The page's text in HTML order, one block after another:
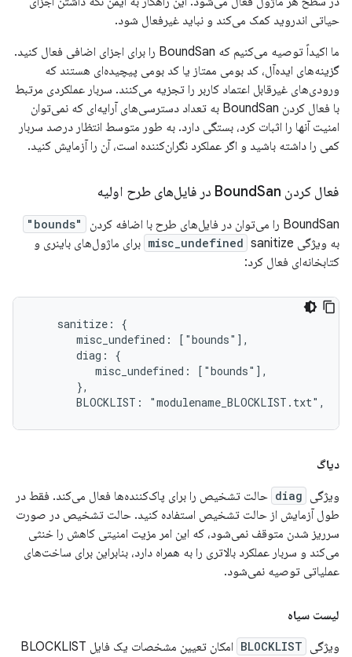
حیاتی اندروید کمک می‌کند و نباید غیرفعال شود.
ما اکیداً توصیه می‌کنیم که BoundSan را برای اجزای اضافی فعال کنید.
گزینه‌های ایده‌آل، کد بومی ممتاز یا کد بومی پیچیده‌ای هستند که
ورودی‌های غیرقابل اعتماد کاربر را تجزیه می‌کنند. سربار عملکردی مرتبط
با فعال کردن BoundSan به تعداد دسترسی‌های آرایه‌ای که نمی‌توان
امنیت آنها را اثبات کرد، بستگی دارد. به طور متوسط ​​انتظار درصد سربار
کمی را داشته باشید و اگر عملکرد نگران‌کننده است، آن را آزمایش کنید.
فعال کردن Bound San در فایل‌های طرح اولیه
BoundSan را می‌توان در فایل‌های طرح با اضافه کردن "bounds"
به ویژگی misc_undefined sanitize برای ماژول‌های باینری و
کتابخانه‌ای فعال کرد:
    sanitize: {
       misc_undefined: ["bounds"],
       diag: {
          misc_undefined: ["bounds"],
       },
       BLOCKLIST: "modulename_BLOCKLIST.txt",
دیاگ
ویژگی diag حالت تشخیص را برای پاک‌کننده‌ها فعال می‌کند. فقط در
طول آزمایش از حالت تشخیص استفاده کنید. حالت تشخیص در صورت
سرریز شدن متوقف نمی‌شود، که این امر مزیت امنیتی کاهش را خنثی
می‌کند و سربار عملکرد بالاتری را به همراه دارد، بنابراین برای ساخت‌های
عملیاتی توصیه نمی‌شود.
لیست سیاه
ویژگی BLOCKLIST
امکان تعیین مشخصات یک فایل BLOCKLIST